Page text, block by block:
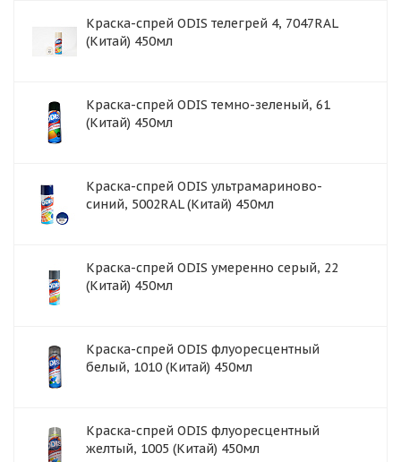
Краска-спрей ODIS телегрей 4, 7047RAL
(Китай) 450мл
Краска-спрей ODIS темно-зеленый, 61
(Китай) 450мл
Краска-спрей ODIS ультрамариново-
синий, 5002RAL (Китай) 450мл
Краска-спрей ODIS умеренно серый, 22
(Китай) 450мл
Краска-спрей ODIS флуоресцентный
белый, 1010 (Китай) 450мл
Краска-спрей ODIS флуоресцентный
желтый, 1005 (Китай) 450мл